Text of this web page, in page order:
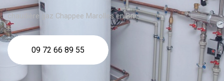
chaudière gaz Chappee Marolles en Brie
09 72 66 89 55